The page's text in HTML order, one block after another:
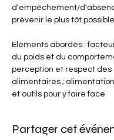
d'empêchement/
prévenir le plus tôt
Eléments abordés :
du poids et du
perception et respect des
alimentaires ;
et outils pour y faire face
Partager cet